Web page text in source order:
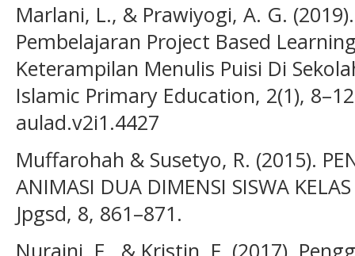
Marlani, L., & Prawiyogi, A. G.
Pembelajaran Project Based
Keterampilan Menulis Puisi Di
Islamic Primary Education, 2(1),
aulad.v2i1.4427
Muffarohah & Susetyo, R. (2015).
ANIMASI DUA DIMENSI SISWA
Jpgsd, 8, 861–871.
Nuraini, F., & Kristin, F. (2017).